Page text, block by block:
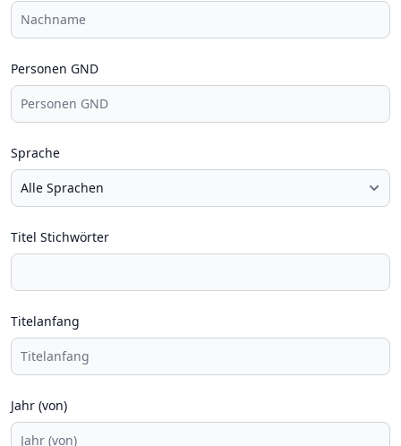
Personen GND
Sprache
Titel Stichwörter
Titelanfang
Jahr (von)